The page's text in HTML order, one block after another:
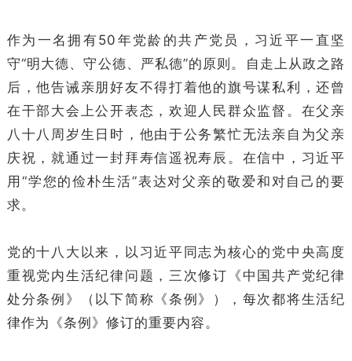
作为一名拥有50年党龄的共产党员，习近平一直坚
守“明大德、守公德、严私德”的原则。自走上从政之路
后，他告诫亲朋好友不得打着他的旗号谋私利，还曾
在干部大会上公开表态，欢迎人民群众监督。在父亲
八十八周岁生日时，他由于公务繁忙无法亲自为父亲
庆祝，就通过一封拜寿信遥祝寿辰。在信中，习近平
用“学您的俭朴生活”表达对父亲的敬爱和对自己的要
求。
党的十八大以来，以习近平同志为核心的党中央高度
重视党内生活纪律问题，三次修订《中国共产党纪律
处分条例》（以下简称《条例》），每次都将生活纪
律作为《条例》修订的重要内容。